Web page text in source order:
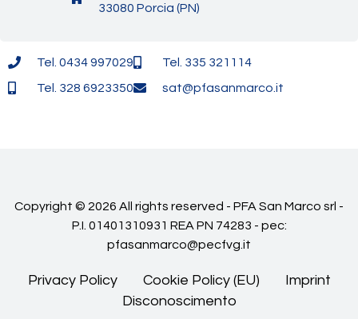
33080 Porcia (PN)
Tel. 0434 997029
Tel. 335 321114
Tel. 328 6923350
sat@pfasanmarco.it
Copyright © 2026 All rights reserved - PFA San Marco srl -
P.I. 01401310931 REA PN 74283 - pec:
pfasanmarco@pecfvg.it
Privacy Policy Cookie Policy (EU)
Imprint
Disconoscimento